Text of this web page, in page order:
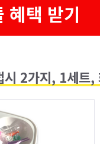
혜택 받기
시 2가지, 1세트,